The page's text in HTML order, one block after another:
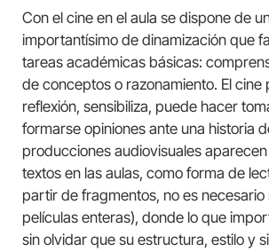
Con el cine en el aula se dispone de
importantísimo de dinamización que
tareas académicas básicas:
de conceptos o razonamiento. El cine
reflexión, sensibiliza, puede hacer
formarse opiniones ante una historia
producciones audiovisuales
textos en las aulas, como forma de
partir de fragmentos, no es
películas enteras), donde lo que
sin olvidar que su estructura, estilo y